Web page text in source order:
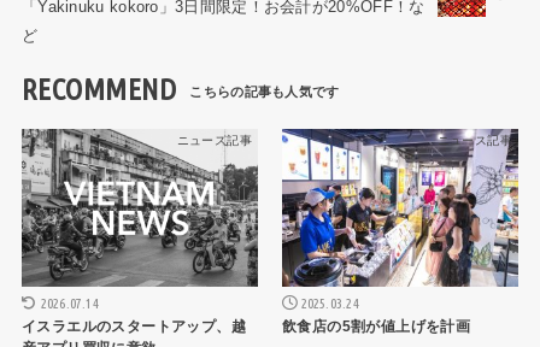
「Yakinuku kokoro」3日間限定！お会計が20%OFF！な
ど
RECOMMEND
ニュース記事
2026.07.14
イスラエルのスタートアップ、越
ニュース記事
2025.03.24
飲食店の5割が値上げを計画